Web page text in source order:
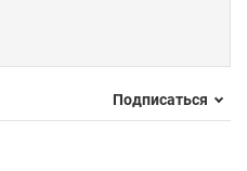
Подписаться